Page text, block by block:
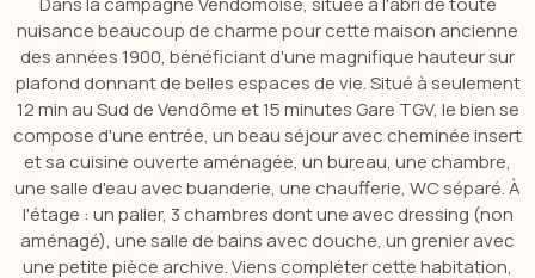
nuisance beaucoup de charme pour cette maison ancienne
des années 1900, bénéficiant d'une magnifique hauteur sur
plafond donnant de belles espaces de vie.Situé à seulement
12 min au Sud de Vendôme et 15 minutes Gare TGV, le bien se
compose d'une entrée, un beau séjour avec cheminée insert
et sa cuisine ouverte aménagée, un bureau, une chambre,
une salle d'eau avec buanderie, une chaufferie, WC séparé.À
l'étage : un palier, 3 chambres dont une avec dressing (non
aménagé), une salle de bains avec douche, un grenier avec
une petite pièce archive.Viens compléter cette habitation,